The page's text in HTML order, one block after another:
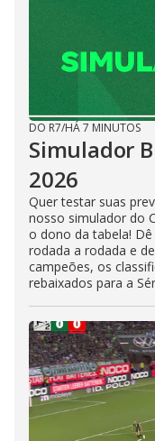
DO R7/HÁ 7 MINUTOS
Simulador
2026
Quer testar suas
nosso simulador do
o dono da tabela!
rodada a rodada e
campeões, os
rebaixados para a